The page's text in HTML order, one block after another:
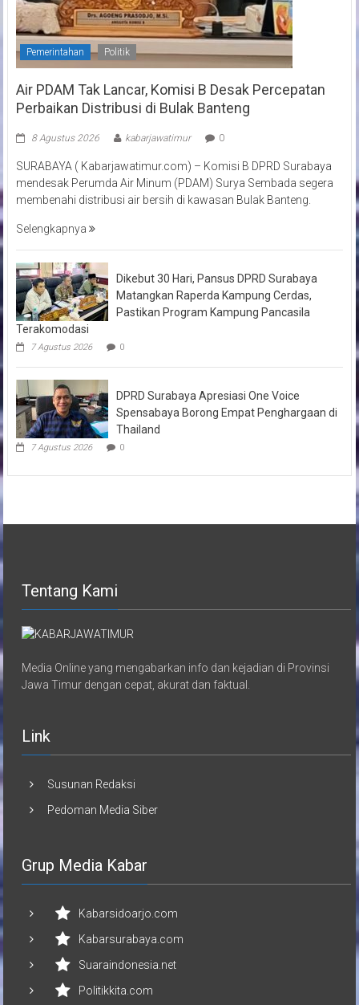
Pemerintahan Politik
Air PDAM Tak Lancar, Komisi B Desak Percepatan
Perbaikan Distribusi di Bulak Banteng
8 Agustus 2026 kabarjawatimur 0
SURABAYA ( Kabarjawatimur.com) – Komisi B DPRD Surabaya
mendesak Perumda Air Minum (PDAM) Surya Sembada segera
membenahi distribusi air bersih di kawasan Bulak Banteng.
Selengkapnya
Dikebut 30 Hari, Pansus DPRD Surabaya
Matangkan Raperda Kampung Cerdas,
Pastikan Program Kampung Pancasila
Terakomodasi
7 Agustus 2026 0
DPRD Surabaya Apresiasi One Voice
Spensabaya Borong Empat Penghargaan di
Thailand
7 Agustus 2026 0
Tentang Kami
Media Online yang mengabarkan info dan kejadian di Provinsi
Jawa Timur dengan cepat, akurat dan faktual.
Link
Susunan Redaksi
Pedoman Media Siber
Grup Media Kabar
Kabarsidoarjo.com
Kabarsurabaya.com
Suaraindonesia.net
Politikkita.com